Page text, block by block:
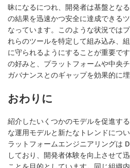
昧になるにつれ、開発者は基盤とな
の結果を迅速かつ安全に達成できる
なっています。このような状況では
れらのツールを特定して組み込み、
に守られるようにすることが重要で
の好みと、プラットフォームや中央
ガバナンスとのギャップを効果的に埋
おわりに
紹介したいくつかのモデルを促進す
な運用モデルと新たなトレンドにつ
ラットフォームエンジニアリングは
しており、開発者体験を向上させて
ことを目的としています。同じ組織